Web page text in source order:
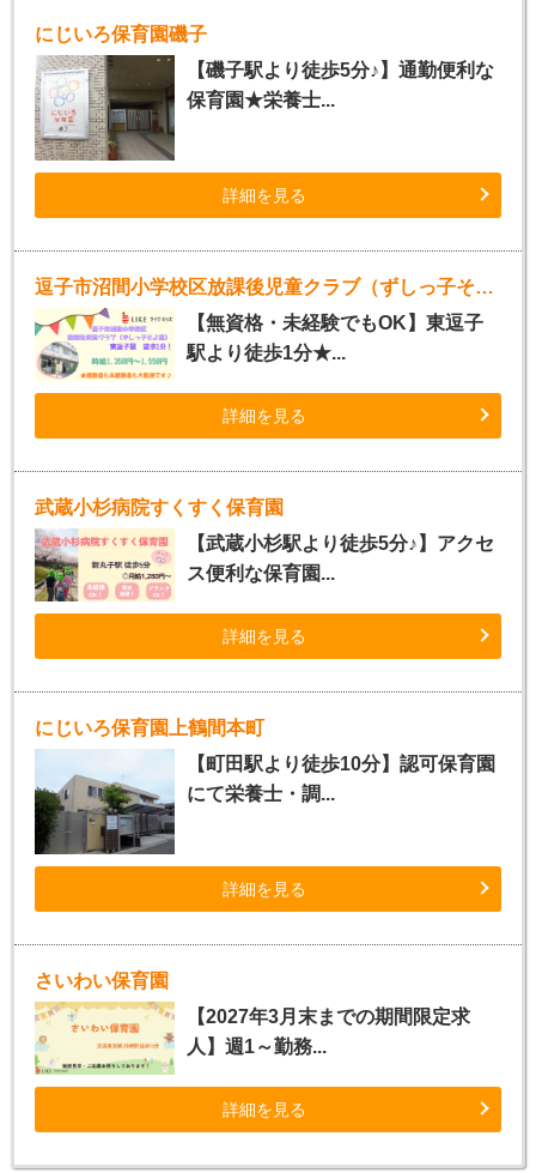
にじいろ保育園磯子
【磯子駅より徒歩5分♪】通勤便利な
保育園★栄養士...
詳細を見る
逗子市沼間小学校区放課後児童クラブ（ずしっ子そよ風）
【無資格・未経験でもOK】東逗子
駅より徒歩1分★...
詳細を見る
武蔵小杉病院すくすく保育園
【武蔵小杉駅より徒歩5分♪】アクセ
ス便利な保育園...
詳細を見る
にじいろ保育園上鶴間本町
【町田駅より徒歩10分】認可保育園
にて栄養士・調...
詳細を見る
さいわい保育園
【2027年3月末までの期間限定求
人】週1～勤務...
詳細を見る